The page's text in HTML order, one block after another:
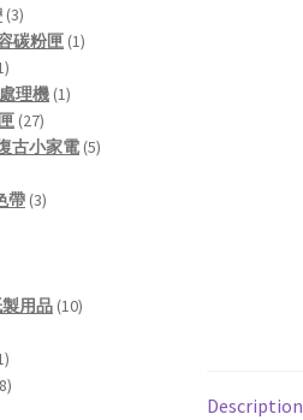
Description
33
products
碳粉匣 11
1
product
理機 11
2727
products
古小家電 55
帶 33
用品 1010
11
products
88